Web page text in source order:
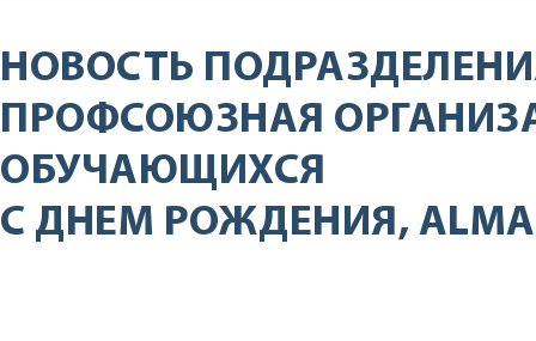
НОВОСТЬ
ПРОФСОЮЗНАЯ
ОБУЧАЮЩИХСЯ
С ДНЕМ РОЖДЕНИЯ, ALMA